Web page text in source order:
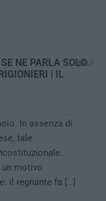
NE PARLA SOLO
| IL
In assenza di
tale
un motivo
il regnante fa […]
REPLY